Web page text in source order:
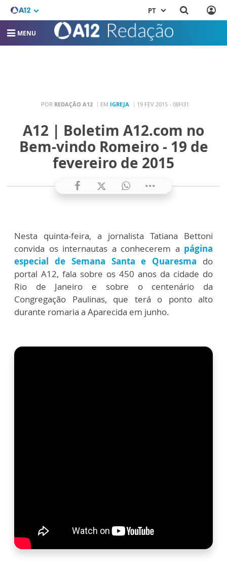
PT
MENU
POR REDAÇÃO A12 EM IGREJA 19 FEV 2015 - 08H31
A12 | Boletim A12.com no
Bem-vindo Romeiro - 19 de
fevereiro de 2015
Nesta quinta-feira, a jornalista Tatiana Bettoni
convida os internautas a conhecerem a página
especial de Semana Santa e Quaresma do
portal A12, fala sobre os 450 anos da cidade do
Rio de Janeiro e sobre o centenário da
Congregação Paulinas, que terá o ponto alto
durante romaria a Aparecida em junho.